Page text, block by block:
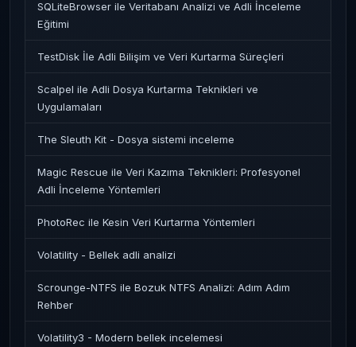
SQLiteBrowser ile Veritabanı Analizi ve Adli İnceleme
Eğitimi
TestDisk İle Adli Bilişim ve Veri Kurtarma Süreçleri
Scalpel ile Adli Dosya Kurtarma Teknikleri ve
Uygulamaları
The Sleuth Kit - Dosya sistemi inceleme
Magic Rescue ile Veri Kazıma Teknikleri: Profesyonel
Adli İnceleme Yöntemleri
PhotoRec ile Kesin Veri Kurtarma Yöntemleri
Volatility - Bellek adli analizi
Scrounge-NTFS ile Bozuk NTFS Analizi: Adım Adım
Rehber
Volatility3 - Modern bellek incelemesi